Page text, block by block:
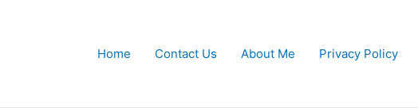
Home Contact Us About Me Privacy Policy